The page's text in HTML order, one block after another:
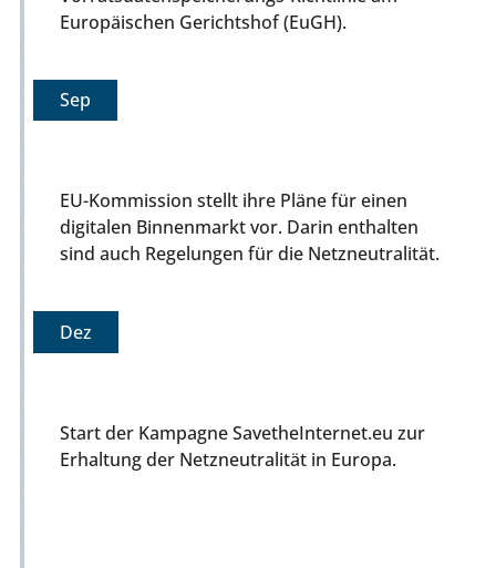
Europäischen Gerichtshof (EuGH).
Sep
EU-Kommission stellt ihre Pläne für einen
digitalen Binnenmarkt vor. Darin enthalten
sind auch Regelungen für die Netzneutralität.
Dez
Start der Kampagne SavetheInternet.eu zur
Erhaltung der Netzneutralität in Europa.